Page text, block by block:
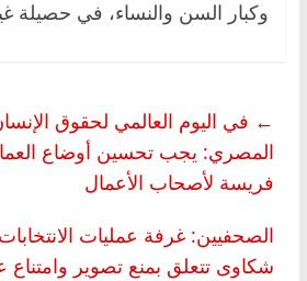
وكبار السن والنساء، في حصيلة
← في اليوم العالمي لحقوق
المصري: يجب تحسين أوضاع
فريسة لأصحاب الأعمال
شكاوى تتعلق بمنع تصوير وامتناع